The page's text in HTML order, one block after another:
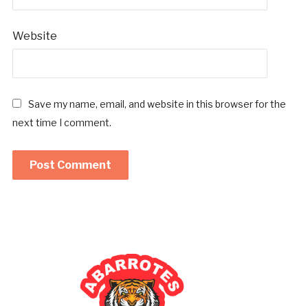
Website
Save my name, email, and website in this browser for the
next time I comment.